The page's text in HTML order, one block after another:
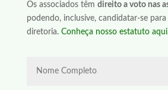
Os associados têm direito a voto nas
podendo, inclusive, candidatar-se
diretoria. Conheça nosso estatuto aqui